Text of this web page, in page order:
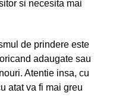
si necesita mai
de prindere este
adaugate sau
Atentie insa, cu
atat va fi mai greu